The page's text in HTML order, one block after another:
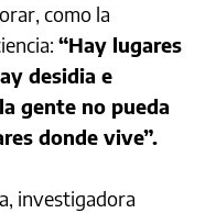
como la
“Hay lugares
desidia e
gente no pueda
donde vive”.
investigadora